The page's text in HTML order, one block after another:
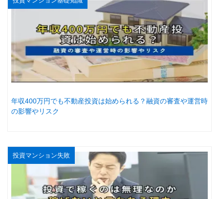
年収400万円でも不動産投資は始められる？融資の審査や運営時
の影響やリスク
投資マンション失敗